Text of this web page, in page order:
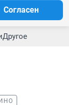
Согласен
Другое